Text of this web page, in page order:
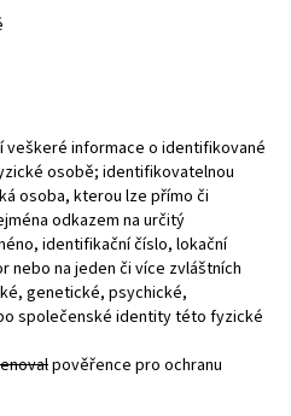
veškeré informace o identifikované
osobě; identifikovatelnou
osoba, kterou lze přímo či
odkazem na určitý
identifikační číslo, lokační
na jeden či více zvláštních
genetické, psychické,
společenské identity této fyzické
pověřence pro ochranu